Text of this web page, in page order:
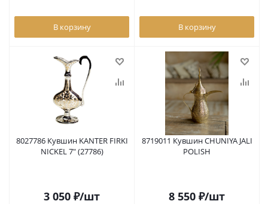
В корзину В корзину
8027786 Кувшин KANTER FIRKI
NICKEL 7" (27786)
3 050 ₽/шт
8719011 Кувшин CHUNIYA JALI
POLISH
8 550 ₽/шт